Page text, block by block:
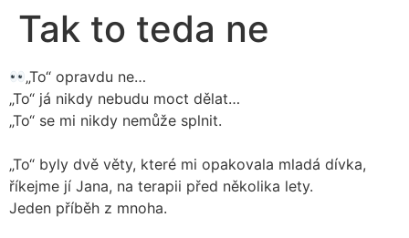
Tak to teda ne
„To“ opravdu ne…
„To“ já nikdy nebudu moct dělat…
„To“ se mi nikdy nemůže splnit.
„To“ byly dvě věty, které mi opakovala mladá dívka,
říkejme jí Jana, na terapii před několika lety.
Jeden příběh z mnoha.